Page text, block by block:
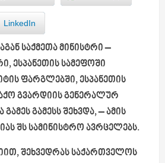
LinkedIn
საქმეთა მინისტრი –
ესპანეთის სამეფოში
ფარგლებში, ესპანეთის
გვარდიის გენერალურ
გამესგამესსშეხვდა, – ამის
შს სამინისტრო ავრცელებს.
შეხვედრას საქართველოს